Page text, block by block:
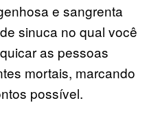
e sangrenta
sinuca no qual você
as pessoas
mortais, marcando
possível.